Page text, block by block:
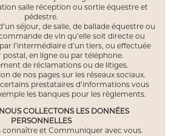
salle réception ou sortie équestre et
pédestre.
séjour, de salle, de ballade équestre ou
de vin qu’elle soit directe ou
l’intermédiaire d’un tiers, ou effectuée
postal, en ligne ou par téléphone.
de réclamations ou de litiges.
de nos pages sur les réseaux sociaux.
prestataires d’informations vous
les banques pour les règlements.
COLLECTONS LES DONNÉES
PERSONNELLES
connaître et Communiquer avec vous.